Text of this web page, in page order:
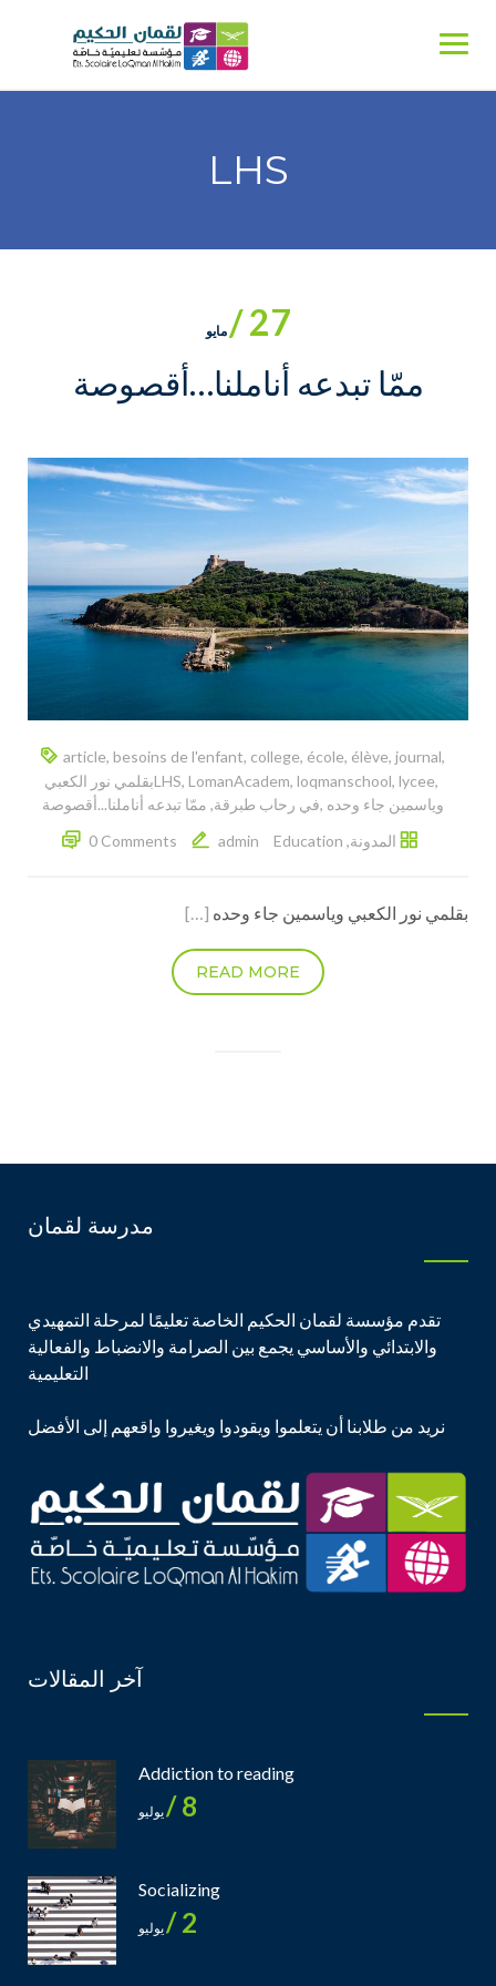
LHS
27 / مايو
article, besoins de l'enfant, college, école, élève, journal,
LHS, LomanAcadem, loqmanschool, lycee,
‎بقلمي نور الكعبي
وياسمين جاء وحده‎ ,
,
المدونة,
Education
admin
0 Comments
[…]
READ MORE
مدرسة لقمان
تقدم مؤسسة لقمان الحكيم الخاصة تعليمًا لمرحلة التمهيدي
والابتدائي والأساسي يجمع بين الصرامة والانضباط والفعالية
التعليمية
نريد من طلابنا أن يتعلموا ويقودوا ويغيروا واقعهم إلى الأفضل
آخر المقالات
Addiction to reading
8 / يوليو
Socializing
2 / يوليو